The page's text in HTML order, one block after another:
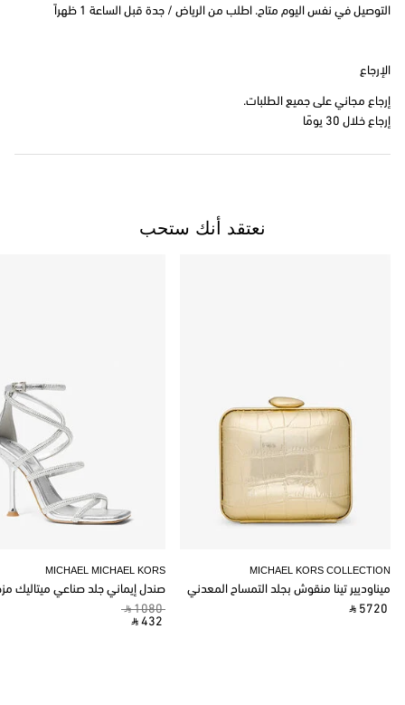
التوصيل في نفس اليوم متاح. اطلب من الرياض / جدة قبل الساعة 1 ظهراً
الإرجاع
إرجاع مجاني على جميع الطلبات.
إرجاع خلال 30 يومًا
نعتقد أنك ستحب
MICHAEL MICHAEL KORS
صندل إيماني جلد صناعي ميتاليك
‎ ⃁ 1080 ‎
‎ ⃁ 432 ‎
MICHAEL KORS COLLECTION
ميناوديير تينا منقوش بجلد التمساح المعدني
‎ ⃁ 5720 ‎